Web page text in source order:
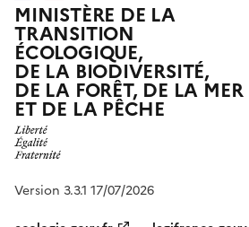
MINISTÈRE DE LA
TRANSITION
ÉCOLOGIQUE,
DE LA BIODIVERSITÉ,
DE LA FORÊT, DE LA MER
ET DE LA PÊCHE
Version 3.3.1 17/07/2026